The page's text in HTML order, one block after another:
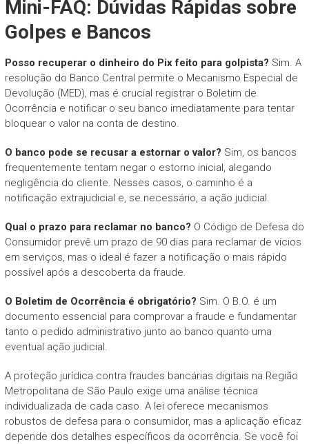
Mini-FAQ: Dúvidas Rápidas sobre
Golpes e Bancos
Posso recuperar o dinheiro do Pix feito para golpista? Sim. A
resolução do Banco Central permite o Mecanismo Especial de
Devolução (MED), mas é crucial registrar o Boletim de
Ocorrência e notificar o seu banco imediatamente para tentar
bloquear o valor na conta de destino.
O banco pode se recusar a estornar o valor? Sim, os bancos
frequentemente tentam negar o estorno inicial, alegando
negligência do cliente. Nesses casos, o caminho é a
notificação extrajudicial e, se necessário, a ação judicial.
Qual o prazo para reclamar no banco? O Código de Defesa do
Consumidor prevê um prazo de 90 dias para reclamar de vícios
em serviços, mas o ideal é fazer a notificação o mais rápido
possível após a descoberta da fraude.
O Boletim de Ocorrência é obrigatório? Sim. O B.O. é um
documento essencial para comprovar a fraude e fundamentar
tanto o pedido administrativo junto ao banco quanto uma
eventual ação judicial.
A proteção jurídica contra fraudes bancárias digitais na Região
Metropolitana de São Paulo exige uma análise técnica
individualizada de cada caso. A lei oferece mecanismos
robustos de defesa para o consumidor, mas a aplicação eficaz
depende dos detalhes específicos da ocorrência. Se você foi